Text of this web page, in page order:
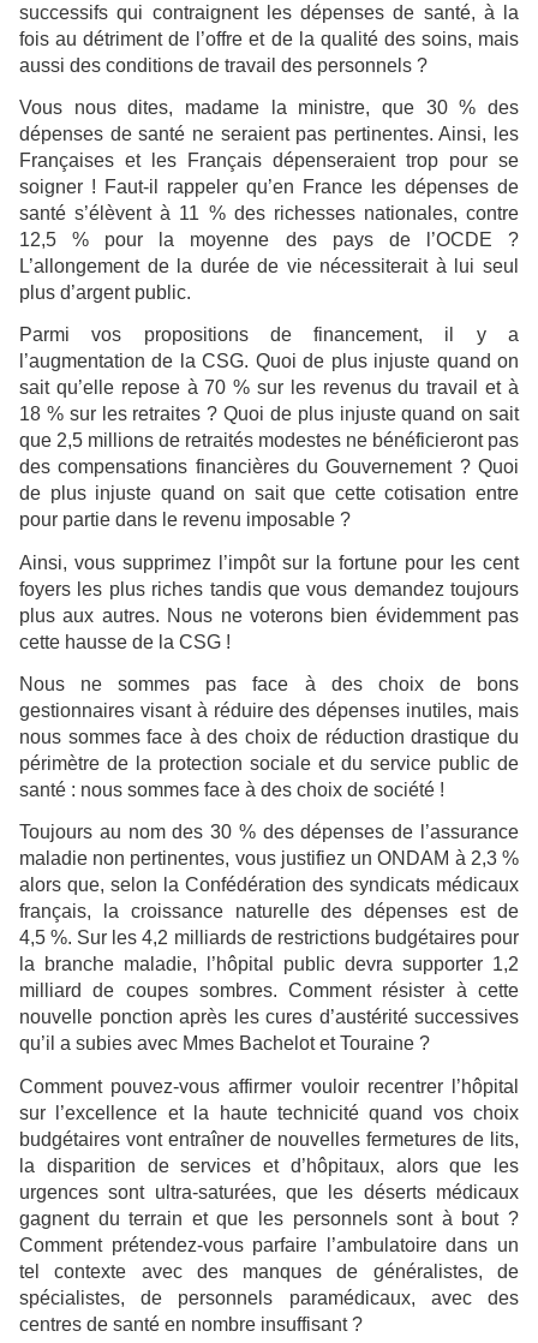
successifs qui contraignent les dépenses de santé, à la
fois au détriment de l’offre et de la qualité des soins, mais
aussi des conditions de travail des personnels ?
Vous nous dites, madame la ministre, que 30 % des
dépenses de santé ne seraient pas pertinentes. Ainsi, les
Françaises et les Français dépenseraient trop pour se
soigner ! Faut-il rappeler qu’en France les dépenses de
santé s’élèvent à 11 % des richesses nationales, contre
12,5 % pour la moyenne des pays de l’OCDE ?
L’allongement de la durée de vie nécessiterait à lui seul
plus d’argent public.
Parmi vos propositions de financement, il y a
l’augmentation de la CSG. Quoi de plus injuste quand on
sait qu’elle repose à 70 % sur les revenus du travail et à
18 % sur les retraites ? Quoi de plus injuste quand on sait
que 2,5 millions de retraités modestes ne bénéficieront pas
des compensations financières du Gouvernement ? Quoi
de plus injuste quand on sait que cette cotisation entre
pour partie dans le revenu imposable ?
Ainsi, vous supprimez l’impôt sur la fortune pour les cent
foyers les plus riches tandis que vous demandez toujours
plus aux autres. Nous ne voterons bien évidemment pas
cette hausse de la CSG !
Nous ne sommes pas face à des choix de bons
gestionnaires visant à réduire des dépenses inutiles, mais
nous sommes face à des choix de réduction drastique du
périmètre de la protection sociale et du service public de
santé : nous sommes face à des choix de société !
Toujours au nom des 30 % des dépenses de l’assurance
maladie non pertinentes, vous justifiez un ONDAM à 2,3 %
alors que, selon la Confédération des syndicats médicaux
français, la croissance naturelle des dépenses est de
4,5 %. Sur les 4,2 milliards de restrictions budgétaires pour
la branche maladie, l’hôpital public devra supporter 1,2
milliard de coupes sombres. Comment résister à cette
nouvelle ponction après les cures d’austérité successives
qu’il a subies avec Mmes Bachelot et Touraine ?
Comment pouvez-vous affirmer vouloir recentrer l’hôpital
sur l’excellence et la haute technicité quand vos choix
budgétaires vont entraîner de nouvelles fermetures de lits,
la disparition de services et d’hôpitaux, alors que les
urgences sont ultra-saturées, que les déserts médicaux
gagnent du terrain et que les personnels sont à bout ?
Comment prétendez-vous parfaire l’ambulatoire dans un
tel contexte avec des manques de généralistes, de
spécialistes, de personnels paramédicaux, avec des
centres de santé en nombre insuffisant ?